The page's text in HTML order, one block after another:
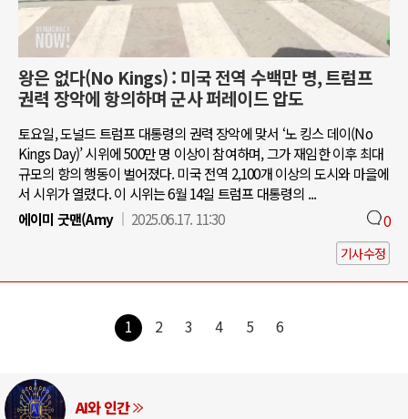
왕은 없다(No Kings) : 미국 전역 수백만 명, 트럼프
권력 장악에 항의하며 군사 퍼레이드 압도
토요일, 도널드 트럼프 대통령의 권력 장악에 맞서 ‘노 킹스 데이(No
Kings Day)’ 시위에 500만 명 이상이 참여하며, 그가 재임한 이후 최대
규모의 항의 행동이 벌어졌다. 미국 전역 2,100개 이상의 도시와 마을에
서 시위가 열렸다. 이 시위는 6월 14일 트럼프 대통령의 ...
에이미 굿맨(Amy
2025.06.17. 11:30 0
기사수정
1 2 3 4 5 6
AI와 인간